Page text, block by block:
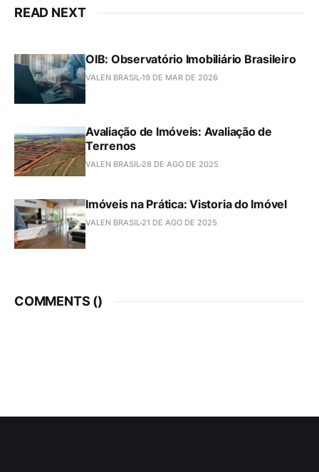
READ NEXT
OIB: Observatório Imobiliário Brasileiro
VALEN BRASIL19 DE MAR DE 2026
Avaliação de Imóveis: Avaliação de
Terrenos
VALEN BRASIL 28 DE AGO DE 2025
Imóveis na Prática: Vistoria do Imóvel
VALEN BRASIL 21 DE AGO DE 2025
COMMENTS ()